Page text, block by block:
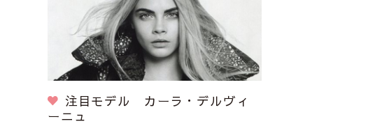
注目モデル カーラ・デルヴィ
ーニュ